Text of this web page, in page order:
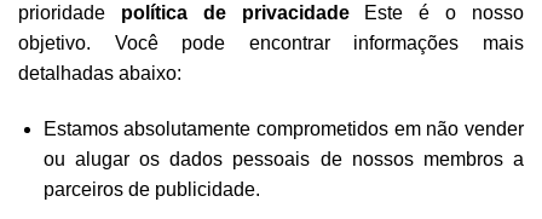
prioridade política de privacidade Este é o nosso
objetivo. Você pode encontrar informações mais
detalhadas abaixo:
Estamos absolutamente comprometidos em não vender
ou alugar os dados pessoais de nossos membros a
parceiros de publicidade.